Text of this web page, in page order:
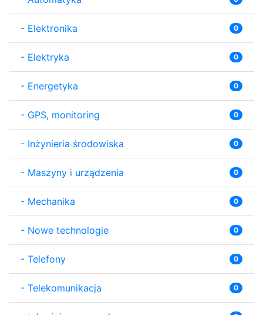
- Elektronika 0
- Elektryka 0
- Energetyka 0
- GPS, monitoring 0
- Inżynieria środowiska 0
- Maszyny i urządzenia 0
- Mechanika 0
- Nowe technologie 0
- Telefony 0
- Telekomunikacja 0